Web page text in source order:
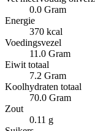
0.0 Gram
Energie
370 kcal
Voedingsvezel
11.0 Gram
Eiwit totaal
7.2 Gram
Koolhydraten totaal
70.0 Gram
Zout
0.11 g